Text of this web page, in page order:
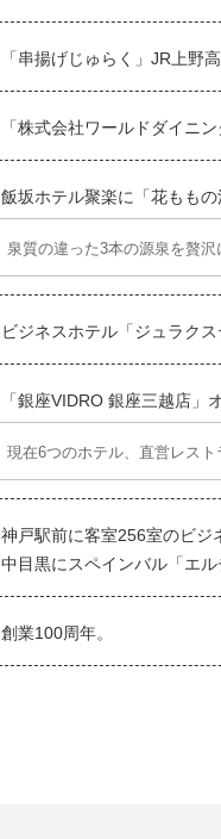
「串揚げじゅらく」JR上野
「株式会社ワールドダイニン
飯坂ホテル聚楽に「花ももの
泉質の違った3本の源泉を贅沢
ビジネスホテル「ジュラクス
「銀座VIDRO 銀座三越店」
現在6つのホテル、直営レス
神戸駅前に客室256室のビジ
中目黒にスペインバル「エ
創業100周年。